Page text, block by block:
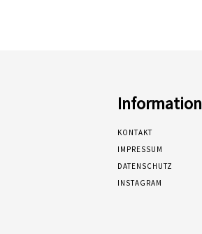
Information
KONTAKT
IMPRESSUM
DATENSCHUTZ
INSTAGRAM